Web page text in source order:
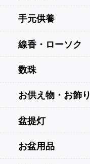
手元供養
線香・ローソク
数珠
お供え物・お飾り
盆提灯
お盆用品